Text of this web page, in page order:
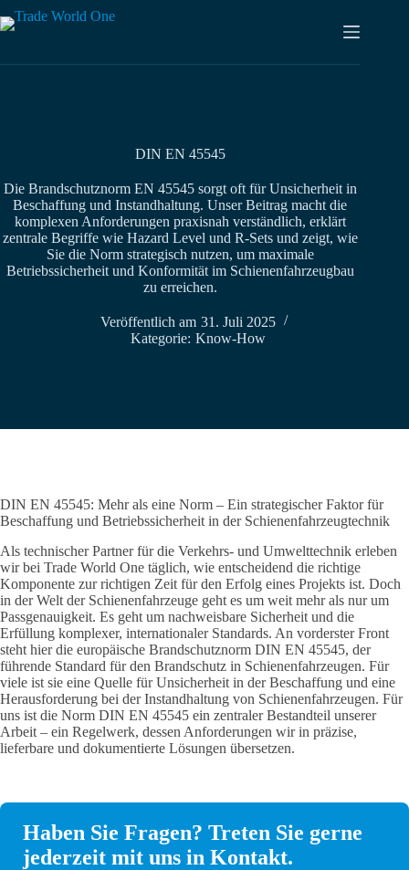
Inhalt
DIN EN 45545
Die Brandschutznorm EN 45545 sorgt oft für Unsicherheit in
Beschaffung und Instandhaltung. Unser Beitrag macht die
komplexen Anforderungen praxisnah verständlich, erklärt
zentrale Begriffe wie Hazard Level und R-Sets und zeigt, wie
Sie die Norm strategisch nutzen, um maximale
Betriebssicherheit und Konformität im Schienenfahrzeugbau
zu erreichen.
Veröffentlich am 31. Juli 2025
Kategorie: Know-How
DIN EN 45545: Mehr als eine Norm – Ein strategischer Faktor für
Beschaffung und Betriebssicherheit in der Schienenfahrzeugtechnik
Als technischer Partner für die Verkehrs- und Umwelttechnik erleben
wir bei Trade World One täglich, wie entscheidend die richtige
Komponente zur richtigen Zeit für den Erfolg eines Projekts ist. Doch
in der Welt der Schienenfahrzeuge geht es um weit mehr als nur um
Passgenauigkeit. Es geht um nachweisbare Sicherheit und die
Erfüllung komplexer, internationaler Standards. An vorderster Front
steht hier die europäische Brandschutznorm DIN EN 45545, der
führende Standard für den Brandschutz in Schienenfahrzeugen. Für
viele ist sie eine Quelle für Unsicherheit in der Beschaffung und eine
Herausforderung bei der Instandhaltung von Schienenfahrzeugen. Für
uns ist die Norm DIN EN 45545 ein zentraler Bestandteil unserer
Arbeit – ein Regelwerk, dessen Anforderungen wir in präzise,
lieferbare und dokumentierte Lösungen übersetzen.
Haben Sie Fragen? Treten Sie gerne
jederzeit mit uns in Kontakt.